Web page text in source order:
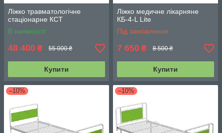
Ліжко травматологічне
стаціонарне КСТ
В наявності
48 400 ₴ 55 000 ₴
Купити
Ліжко медичне лікарняне
КБ-4-L Lite
Під замовлення
7 650 ₴ 8 500 ₴
Купити
–10% –10%